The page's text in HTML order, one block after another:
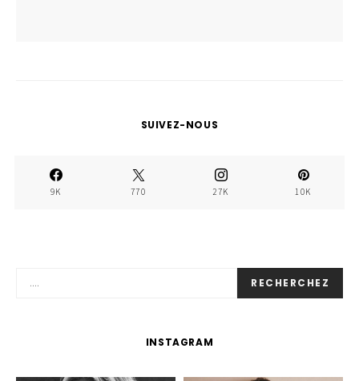
SUIVEZ-NOUS
9K 770 27K 10K
RECHERCHEZ
INSTAGRAM